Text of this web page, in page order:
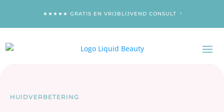
★★★★★ GRATIS EN VRIJBLIJVEND CONSULT
HUIDVERBETERING